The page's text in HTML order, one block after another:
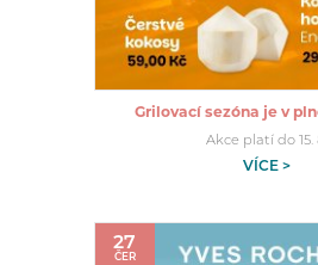
Grilovací sezóna je v
Akce platí do 15.
VÍCE >
27
ČER